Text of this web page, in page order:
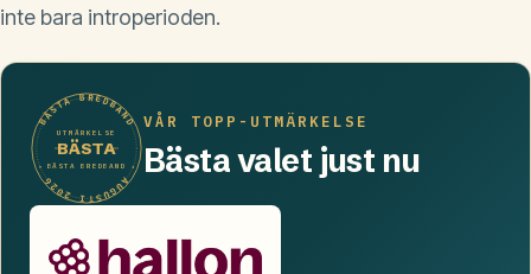
inte bara introperioden.
BÄSTA BREDBAND
· AUGUSTI 2026 ·
UTMÄRKELSE
BÄSTA
BÄSTA BREDBAND
VÅR TOPP-UTMÄRKELSE
Bästa valet just nu